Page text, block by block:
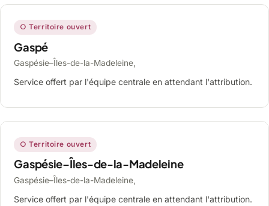
○ Territoire ouvert
Gaspé
Gaspésie–Îles-de-la-Madeleine,
Service offert par l'équipe centrale en attendant l'attribution.
○ Territoire ouvert
Gaspésie–Îles-de-la-Madeleine
Gaspésie–Îles-de-la-Madeleine,
Service offert par l'équipe centrale en attendant l'attribution.